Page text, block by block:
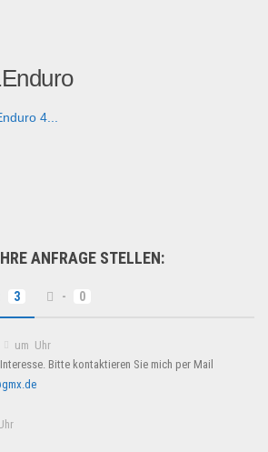
4...
ANFRAGE STELLEN:
3 - 0
um Uhr
Bitte kontaktieren Sie mich per Mail